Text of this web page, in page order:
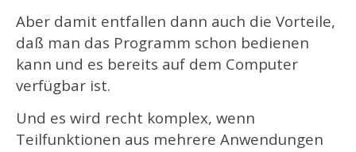
Aber damit entfallen dann auch die Vorteile,
daß man das Programm schon bedienen
kann und es bereits auf dem Computer
verfügbar ist.
Und es wird recht komplex, wenn
Teilfunktionen aus mehrere Anwendungen